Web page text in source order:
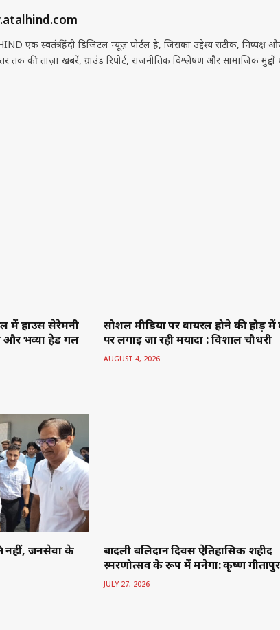
एक स्वतंत्र हिंदी डिजिटल न्यूज़ पोर्टल है, जिसका उद्देश्य सटीक,
स्तर तक की ताज़ा खबरें, ग्राउंड रिपोर्ट, राजनीतिक विश्लेषण और सामाजिक
में हाउस सेरेमनी
भव्या हेड गर्ल
सोशल मीडिया पर वायरल होने की होड़ में
पर लगाई जा रही मर्यादा : विशाल चौधरी
AUGUST 4, 2026
नहीं, जनसेवा के
बादली बलिदान दिवस ऐतिहासिक शहीद
स्मरणोत्सव के रूप में मनेगा: कृष्ण गीतापुर
JULY 27, 2026